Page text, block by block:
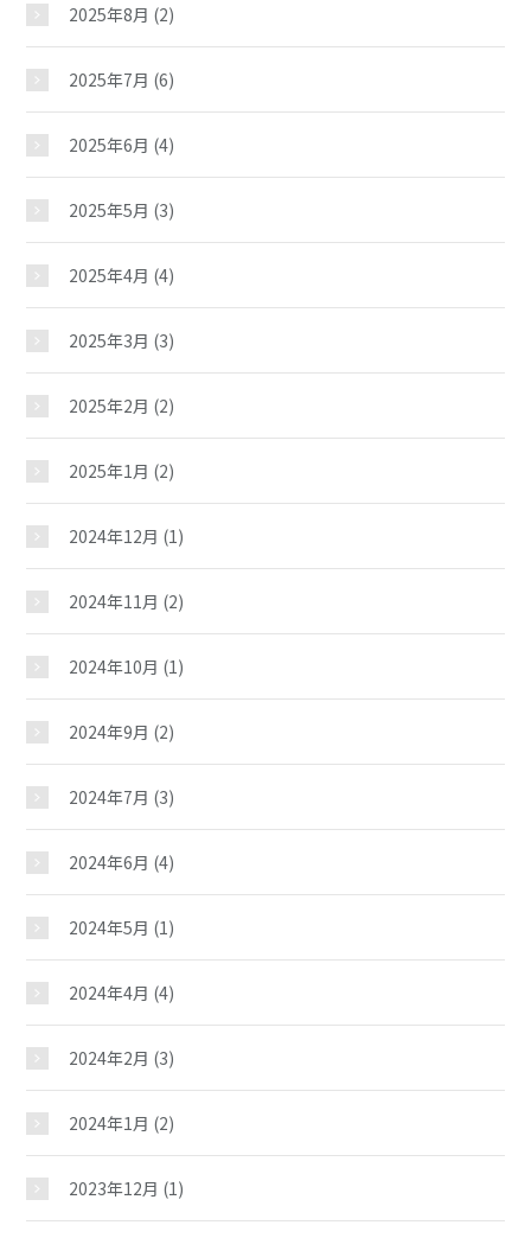
材木児童館
2025年8月 (2)
2025年7月 (6)
2025年6月 (4)
2025年5月 (3)
2025年4月 (4)
2025年3月 (3)
2025年2月 (2)
2025年1月 (2)
2024年12月 (1)
2024年11月 (2)
2024年10月 (1)
2024年9月 (2)
2024年7月 (3)
2024年6月 (4)
2024年5月 (1)
2024年4月 (4)
2024年2月 (3)
2024年1月 (2)
2023年12月 (1)